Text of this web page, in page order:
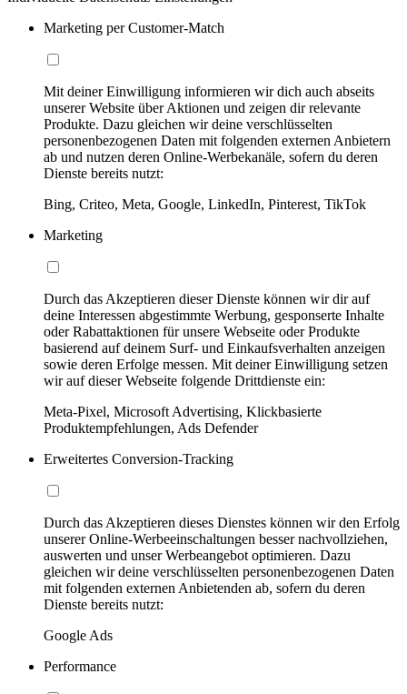
Marketing per Customer-Match
Mit deiner Einwilligung informieren wir dich auch abseits
unserer Website über Aktionen und zeigen dir relevante
Produkte. Dazu gleichen wir deine verschlüsselten
personenbezogenen Daten mit folgenden externen Anbietern
ab und nutzen deren Online-Werbekanäle, sofern du deren
Dienste bereits nutzt:
Bing, Criteo, Meta, Google, LinkedIn, Pinterest, TikTok
Marketing
Durch das Akzeptieren dieser Dienste können wir dir auf
deine Interessen abgestimmte Werbung, gesponserte Inhalte
oder Rabattaktionen für unsere Webseite oder Produkte
basierend auf deinem Surf- und Einkaufsverhalten anzeigen
sowie deren Erfolge messen. Mit deiner Einwilligung setzen
wir auf dieser Webseite folgende Drittdienste ein:
Meta-Pixel, Microsoft Advertising, Klickbasierte
Produktempfehlungen, Ads Defender
Erweitertes Conversion-Tracking
Durch das Akzeptieren dieses Dienstes können wir den Erfolg
unserer Online-Werbeeinschaltungen besser nachvollziehen,
auswerten und unser Werbeangebot optimieren. Dazu
gleichen wir deine verschlüsselten personenbezogenen Daten
mit folgenden externen Anbietenden ab, sofern du deren
Dienste bereits nutzt:
Google Ads
Performance